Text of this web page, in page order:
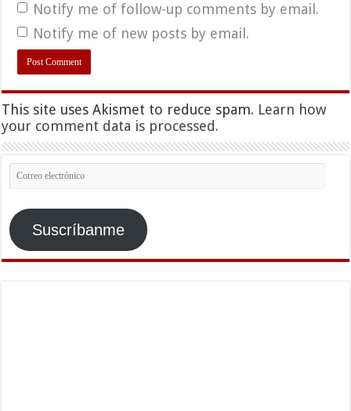
Notify me of follow-up comments by email.
Notify me of new posts by email.
This site uses Akismet to reduce spam. Learn how
your comment data is processed.
Correo
electrónico
Suscríbanme